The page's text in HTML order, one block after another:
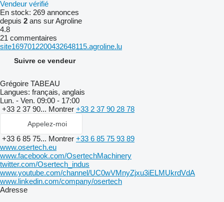
Vendeur vérifié
En stock: 269 annonces
depuis 2 ans sur Agroline
4.8
21 commentaires
site1697012200432648115.agroline.lu
Suivre ce vendeur
Grégoire TABEAU
Langues: français, anglais
Lun. - Ven. 09:00 - 17:00
+33 2 37 90... Montrer +33 2 37 90 28 78
Appelez-moi
+33 6 85 75... Montrer +33 6 85 75 93 89
www.osertech.eu
www.facebook.com/OsertechMachinery
twitter.com/Osertech_indus
www.youtube.com/channel/UC0wVMnyZjxu3iELMUkrdVdA
www.linkedin.com/company/osertech
Adresse